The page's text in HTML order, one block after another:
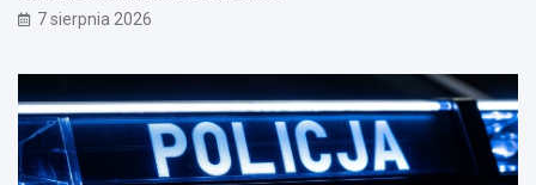
7 sierpnia 2026